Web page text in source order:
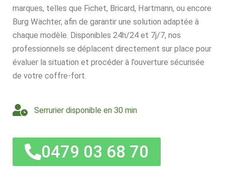
marques, telles que Fichet, Bricard, Hartmann, ou encore
Burg Wächter, afin de garantir une solution adaptée à
chaque modèle. Disponibles 24h/24 et 7j/7, nos
professionnels se déplacent directement sur place pour
évaluer la situation et procéder à l’ouverture sécurisée
de votre coffre-fort.
Serrurier disponible en 30 min
0479 03 68 70